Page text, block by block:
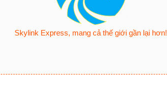
Skylink Express, mang cả thế giới gần lại hơn!